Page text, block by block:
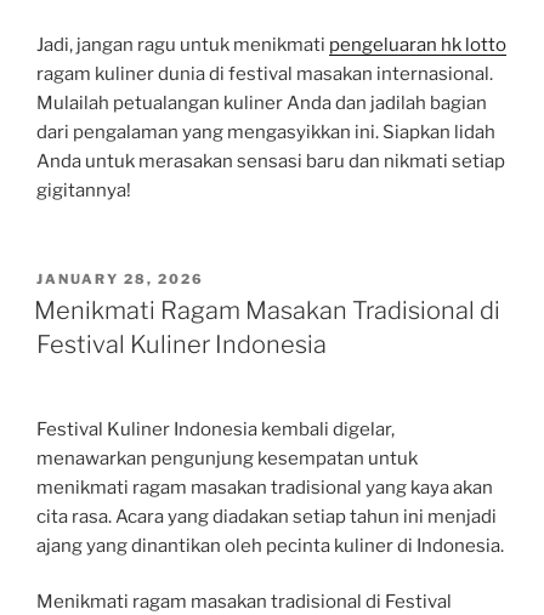
Jadi, jangan ragu untuk menikmati pengeluaran hk lotto
ragam kuliner dunia di festival masakan internasional.
Mulailah petualangan kuliner Anda dan jadilah bagian
dari pengalaman yang mengasyikkan ini. Siapkan lidah
Anda untuk merasakan sensasi baru dan nikmati setiap
gigitannya!
POSTED
ON
JANUARY 28, 2026
Menikmati Ragam Masakan Tradisional di
Festival Kuliner Indonesia
Festival Kuliner Indonesia kembali digelar,
menawarkan pengunjung kesempatan untuk
menikmati ragam masakan tradisional yang kaya akan
cita rasa. Acara yang diadakan setiap tahun ini menjadi
ajang yang dinantikan oleh pecinta kuliner di Indonesia.
Menikmati ragam masakan tradisional di Festival